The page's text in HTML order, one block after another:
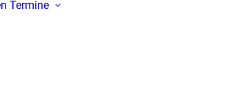
Termine